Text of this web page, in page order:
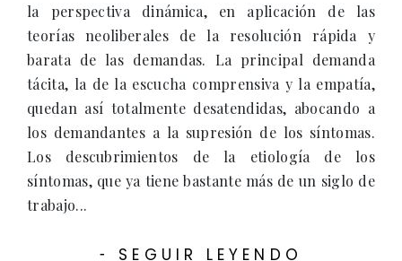
la perspectiva dinámica, en aplicación de las
teorías neoliberales de la resolución rápida y
barata de las demandas. La principal demanda
tácita, la de la escucha comprensiva y la empatía,
quedan así totalmente desatendidas, abocando a
los demandantes a la supresión de los síntomas.
Los descubrimientos de la etiología de los
síntomas, que ya tiene bastante más de un siglo de
trabajo...
- SEGUIR LEYENDO